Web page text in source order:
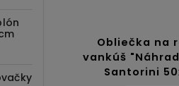
na relaxačný
"Náhradný manžel"
50x150 cm